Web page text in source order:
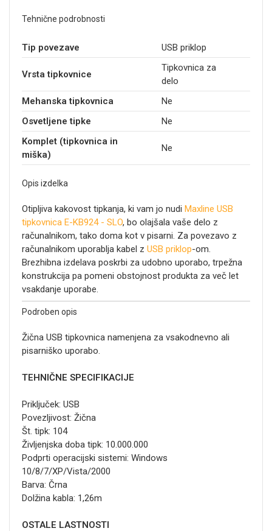
Tehnične podrobnosti
Tip povezave USB priklop
Vrsta tipkovnice
Tipkovnica za
delo
Mehanska tipkovnica
Ne
Osvetljene tipke
Ne
Komplet (tipkovnica in
miška)
Ne
Opis izdelka
Otipljiva kakovost tipkanja, ki vam jo nudi Maxline USB
tipkovnica E-KB924 - SLO, bo olajšala vaše delo z
računalnikom, tako doma kot v pisarni. Za povezavo z
računalnikom uporablja kabel z USB priklop-om.
Brezhibna izdelava poskrbi za udobno uporabo, trpežna
konstrukcija pa pomeni obstojnost produkta za več let
vsakdanje uporabe.
Podroben opis
Žična USB tipkovnica namenjena za vsakodnevno ali
pisarniško uporabo.
TEHNIČNE SPECIFIKACIJE
Priključek: USB
Povezljivost: Žična
Št. tipk: 104
Življenjska doba tipk: 10.000.000
Podprti operacijski sistemi: Windows
10/8/7/XP/Vista/2000
Barva: Črna
Dolžina kabla: 1,26m
OSTALE LASTNOSTI